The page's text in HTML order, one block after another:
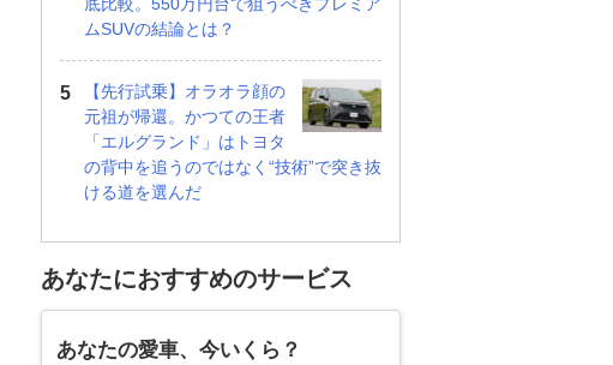
ムSUVの結論とは？
【先行試乗】オラオラ顔の
元祖が帰還。かつての王者
「エルグランド」はトヨタ
の背中を追うのではなく“技術”で突き抜
ける道を選んだ
あなたにおすすめのサービス
あなたの愛車、今いくら？